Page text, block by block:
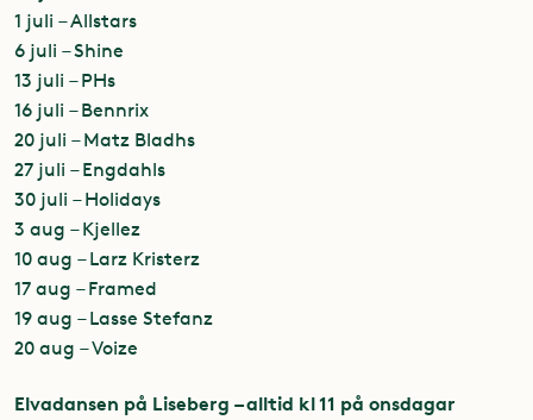
1 juli – Allstars
6 juli – Shine
13 juli – PHs
16 juli – Bennrix
20 juli – Matz Bladhs
27 juli – Engdahls
30 juli – Holidays
3 aug – Kjellez
10 aug – Larz Kristerz
17 aug – Framed
19 aug – Lasse Stefanz
20 aug – Voize
Elvadansen på Liseberg – alltid kl 11 på onsdagar